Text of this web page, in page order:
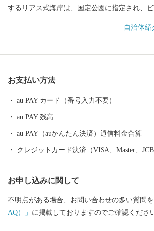
するリアス式海岸は、国定公園に指定され、ビ
自治体紹
お支払い方法
au PAY カード（番号入力不要）
au PAY 残高
au PAY（auかんたん決済）通信料金合算
クレジットカード決済（VISA、Master、JCB
お申し込みに関して
不明点がある場合、お問い合わせの多い質問を
AQ）」 に掲載しておりますのでご確認くださ